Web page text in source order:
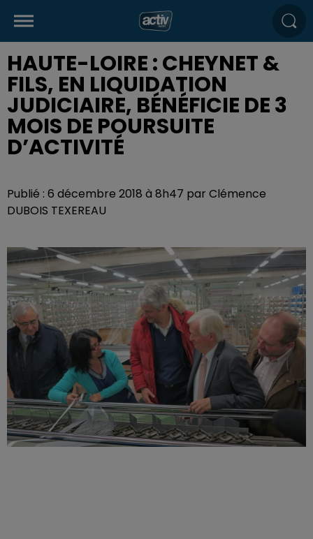
HAUTE-LOIRE : CHEYNET &
FILS, EN LIQUIDATION
JUDICIAIRE, BÉNÉFICIE DE 3
MOIS DE POURSUITE
D’ACTIVITÉ
Publié : 6 décembre 2018 à 8h47 par Clémence
DUBOIS TEXEREAU